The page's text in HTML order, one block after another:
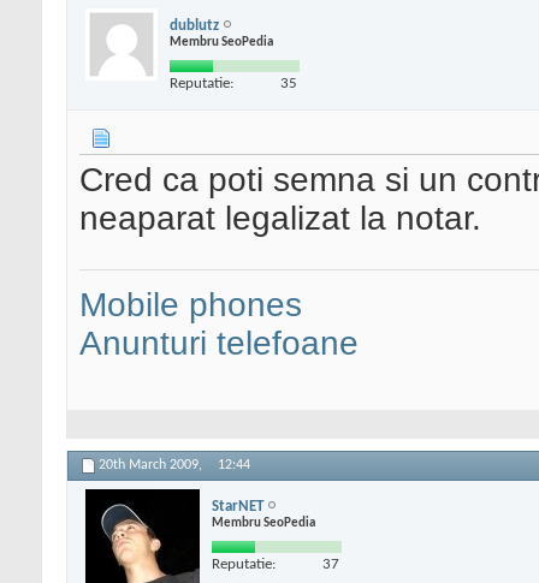
dublutz
Membru SeoPedia
Reputatie: 35
Cred ca poti semna si un
neaparat legalizat la notar.
Mobile phones
Anunturi telefoane
20th March 2009, 12:44
StarNET
Membru SeoPedia
Reputatie: 37